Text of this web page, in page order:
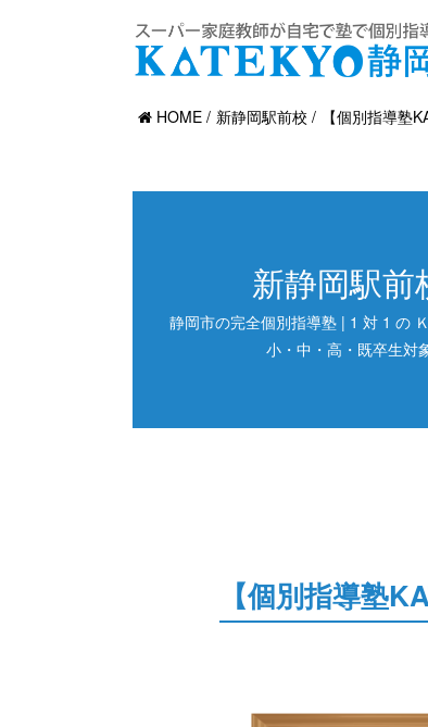
HOME 新静岡駅前校 【個別指導塾
新静岡駅前
静岡市の完全個別指導塾 | 1 対 1 の
小・中・高・既卒生対
【個別指導塾